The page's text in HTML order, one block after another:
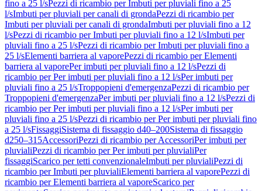
fino a 25 l/sPezzi di ricambio per Imbuti per pluviali fino a 25
l/sImbuti per pluviali per canali di grondaPezzi di ricambio per
Imbuti per pluviali per canali di grondaImbuti per pluviali fino a 12
l/sPezzi di ricambio per Imbuti per pluviali fino a 12 l/sImbuti per
pluviali fino a 25 l/sPezzi di ricambio per Imbuti per pluviali fino a
25 l/sElementi barriera al vaporePezzi di ricambio per Elementi
barriera al vaporePer imbuti per pluviali fino a 12 l/sPezzi di
ricambio per Per imbuti per pluviali fino a 12 l/sPer imbuti per
pluviali fino a 25 l/sTroppopieni d'emergenzaPezzi di ricambio per
Troppopieni d'emergenzaPer imbuti per pluviali fino a 12 l/sPezzi di
ricambio per Per imbuti per pluviali fino a 12 l/sPer imbuti per
pluviali fino a 25 l/sPezzi di ricambio per Per imbuti per pluviali fino
a 25 l/sFissaggiSistema di fissaggio d40–200Sistema di fissaggio
d250–315AccessoriPezzi di ricambio per AccessoriPer imbuti per
pluvialiPezzi di ricambio per Per imbuti per pluvialiPer
fissaggiScarico per tetti convenzionaleImbuti per pluvialiPezzi di
ricambio per Imbuti per pluvialiElementi barriera al vaporePezzi di
ricambio per Elementi barriera al vaporeScarico per